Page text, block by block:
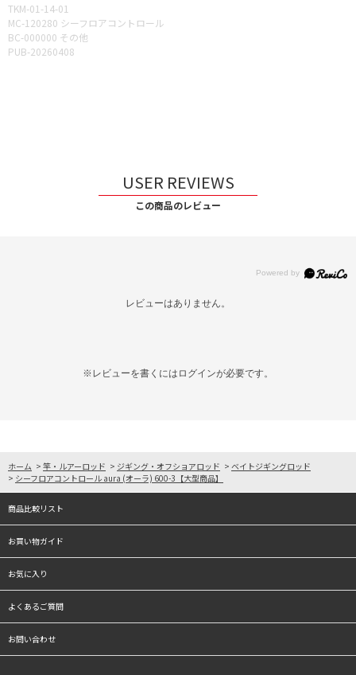
TKM-01-14-01
MC-120280 シーフロアコントロール
BC-000000 その他
PUB-20260408
USER REVIEWS
この商品のレビュー
レビューはありません。
※レビューを書くには ログインが必要です。
ホーム > 竿・ルアーロッド > ジギング・オフショアロッド > ベイトジギングロッド
> シーフロアコントロール aura (オーラ) 600-3【大型商品】
商品比較リスト
お買い物ガイド
お気に入り
よくあるご質問
お問い合わせ